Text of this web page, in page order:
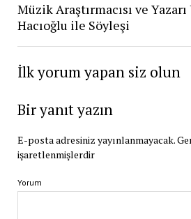
Müzik Araştırmacısı ve
Hacıoğlu ile Söyleşi
İlk yorum yapan siz olun
Bir yanıt yazın
E-posta adresiniz yayınlanmayacak.
işaretlenmişlerdir
Yorum